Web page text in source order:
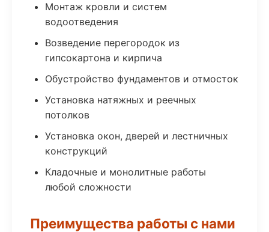
Монтаж кровли и систем
водоотведения
Возведение перегородок из
гипсокартона и кирпича
Обустройство фундаментов и отмосток
Установка натяжных и реечных
потолков
Установка окон, дверей и лестничных
конструкций
Кладочные и монолитные работы
любой сложности
Преимущества работы с нами